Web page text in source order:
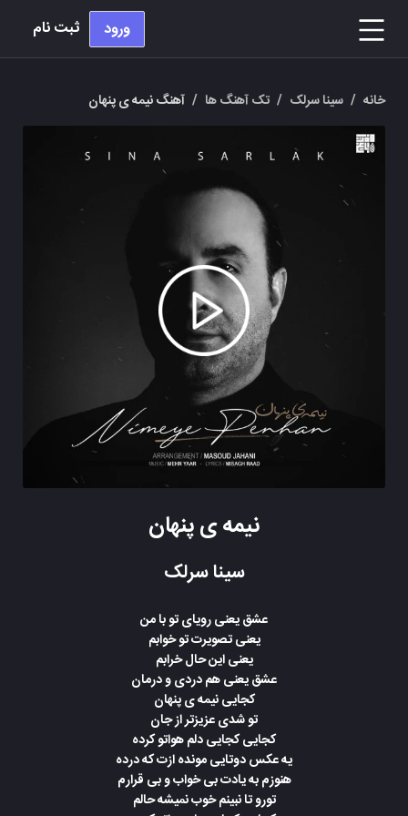
ورود ثبت نام
خانه / سینا سرلک / تک آهنگ ها / آهنگ نیمه ی پنهان
نیمه ی پنهان
سینا سرلک
عشق یعنی رویای تو با من
یعنی تصویرت تو خوابم
یعنی این حال خرابم
عشق یعنی هم دردی و درمان
کجایی نیمه ی پنهان
تو شدی عزیزتر از جان
کجایی کجایی دلم هواتو کرده
یه عکس دوتایی مونده ازت که درده
هنوزم به یادت بی خواب و بی قرارم
تورو تا نبینم خوب نمیشه حالم